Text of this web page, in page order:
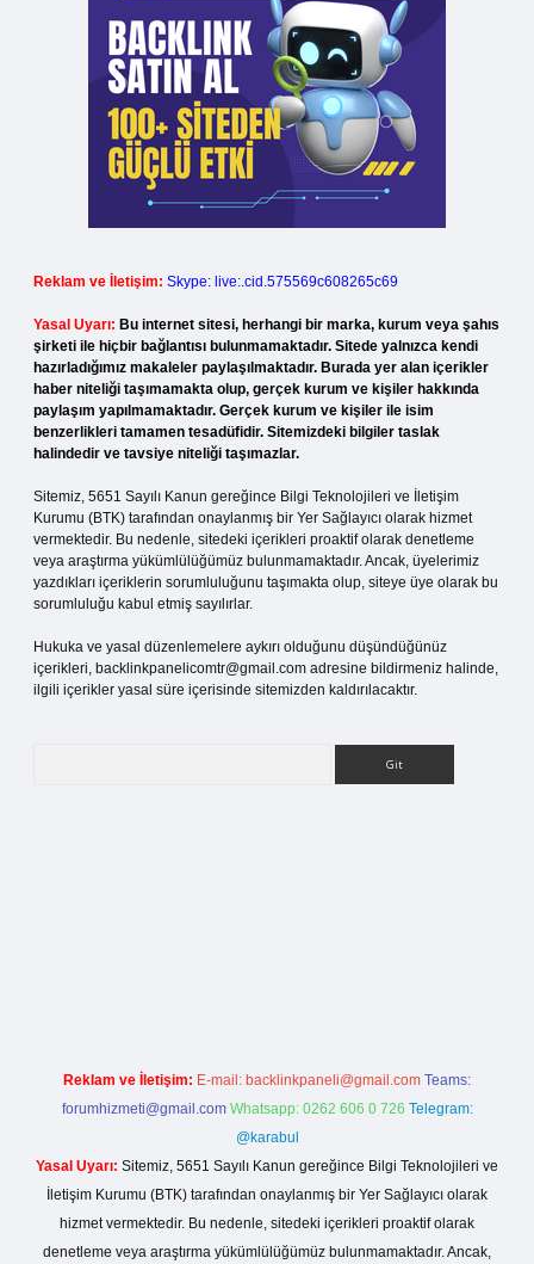
Reklam ve İletişim: Skype: live:.cid.575569c608265c69
Yasal Uyarı: Bu internet sitesi, herhangi bir marka, kurum veya şahıs
şirketi ile hiçbir bağlantısı bulunmamaktadır. Sitede yalnızca kendi
hazırladığımız makaleler paylaşılmaktadır. Burada yer alan içerikler
haber niteliği taşımamakta olup, gerçek kurum ve kişiler hakkında
paylaşım yapılmamaktadır. Gerçek kurum ve kişiler ile isim
benzerlikleri tamamen tesadüfidir. Sitemizdeki bilgiler taslak
halindedir ve tavsiye niteliği taşımazlar.
Sitemiz, 5651 Sayılı Kanun gereğince Bilgi Teknolojileri ve İletişim
Kurumu (BTK) tarafından onaylanmış bir Yer Sağlayıcı olarak hizmet
vermektedir. Bu nedenle, sitedeki içerikleri proaktif olarak denetleme
veya araştırma yükümlülüğümüz bulunmamaktadır. Ancak, üyelerimiz
yazdıkları içeriklerin sorumluluğunu taşımakta olup, siteye üye olarak bu
sorumluluğu kabul etmiş sayılırlar.
Hukuka ve yasal düzenlemelere aykırı olduğunu düşündüğünüz
içerikleri, backlinkpanelicomtr@gmail.com adresine bildirmeniz halinde,
ilgili içerikler yasal süre içerisinde sitemizden kaldırılacaktır.
Reklam ve İletişim: E-mail: backlinkpaneli@gmail.com Teams:
forumhizmeti@gmail.com Whatsapp: 0262 606 0 726 Telegram:
@karabul
Yasal Uyarı: Sitemiz, 5651 Sayılı Kanun gereğince Bilgi Teknolojileri ve
İletişim Kurumu (BTK) tarafından onaylanmış bir Yer Sağlayıcı olarak
hizmet vermektedir. Bu nedenle, sitedeki içerikleri proaktif olarak
denetleme veya araştırma yükümlülüğümüz bulunmamaktadır. Ancak,